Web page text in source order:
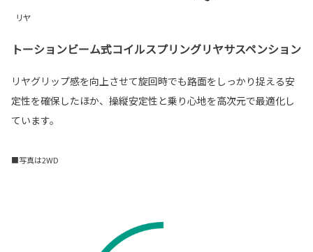
トーションビーム式コイルスプリングリヤサスペンション
リヤグリップ感を向上させて旋回時でも路面をしっかり捉える安
定性を確保したほか、操縦安定性と乗り心地を高次元で最適化し
ています。
■写真は2WD